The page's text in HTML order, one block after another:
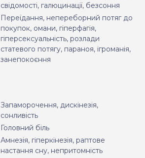
свідомості, галюцинації, безсоння
Переїдання, непереборний потяг до
покупок, омани, гіперфагія,
гіперсексуальність, розлади
статевого потягу, параноя, ігроманія,
занепокоєння
Запаморочення, дискінезія,
сонливість
Головний біль
Амнезія, гіперкінезія, раптове
настання сну, непритомність